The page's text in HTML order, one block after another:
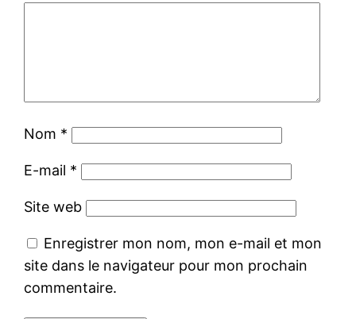
Nom *
E-mail *
Site web
Enregistrer mon nom, mon e-mail et mon
site dans le navigateur pour mon prochain
commentaire.